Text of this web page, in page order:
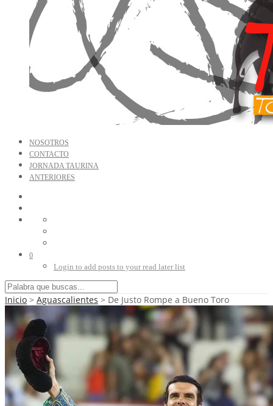
NOSOTROS
CONTACTO
JORNADA TAURINA
ANTERIORES
0
Login to add posts to your read later list
Inicio > Aguascalientes > De Justo Rompe a Bueno Toro